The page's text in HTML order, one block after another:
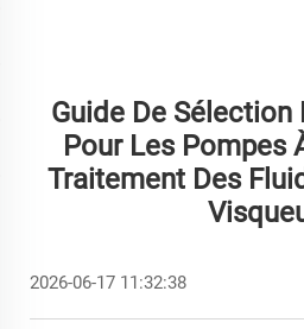
Guide De Sélection
Pour Les Pompes
Traitement Des
2026-06-17 11:32:38